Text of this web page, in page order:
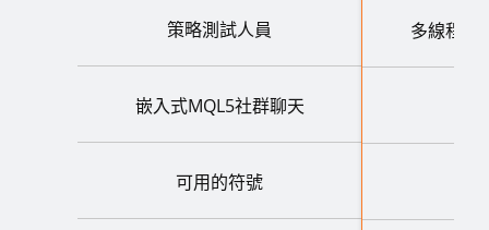
策略測試人員
嵌入式MQL5社群聊天
可用的符號
多線程 +